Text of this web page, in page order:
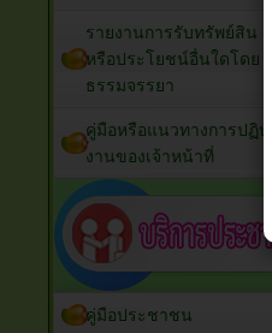
รายงานการรับทรัพย์สิน
หรือประโยชน์อื่นใดโดย
ธรรมจรรยา
คู่มือหรือแนวทางการปฏิบัติ
งานของเจ้าหน้าที่
คู่มือประชาชน